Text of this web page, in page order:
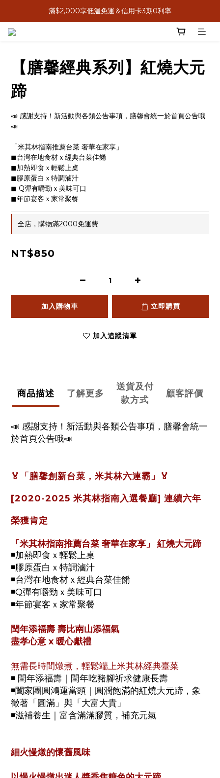
8月感恩獻心意，送禮送米其林
滿$2,000享低溫免運＆信用卡3期0利率
【膳馨經典系列】紅燒大元
蹄
📣 感謝支持！新活動與各類公告事項，膳馨會統一於首頁公告哦
📣
「米其林指南推薦台菜 奢華在家享」
◼︎台灣在地食材ｘ經典台菜佳餚
◼︎加熱即食ｘ輕鬆上桌
◼︎膠原蛋白ｘ特調滷汁
◼︎ Q彈有嚼勁ｘ美味可口
◼︎年節宴客ｘ家常聚餐
全店，購物滿2000免運費
NT$850
加入購物車 立即購買
加入追蹤清單
商品描述 了解更多
送貨及付
款方式
顧客評價
📣 感謝支持！新活動與各類公告事項，膳馨會統一
於首頁公告哦📣
🏅「膳馨創新台菜，米其林六連霸」🏅
[2020-2025 米其林指南入選餐廳] 連續六年
榮獲肯定
「米其林指南推薦台菜 奢華在家享」 紅燒大元蹄
◾加熱即食ｘ輕鬆上桌
◾膠原蛋白ｘ特調滷汁
◾台灣在地食材ｘ經典台菜佳餚
◾Q彈有嚼勁ｘ美味可口
◾年節宴客ｘ家常聚餐
閏年添福壽 壽比南山添福氣
盡孝心意 x 暖心獻禮
無需長時間燉煮，輕鬆端上米其林經典臺菜
◾ 閏年添福壽｜閏年吃豬腳祈求健康長壽
◾闔家團圓鴻運當頭｜圓潤飽滿的紅燒大元蹄，象
徵著「圓滿」與「大富大貴」
◾滋補養生｜富含滿滿膠質，補充元氣
細火慢燉的懷舊風味